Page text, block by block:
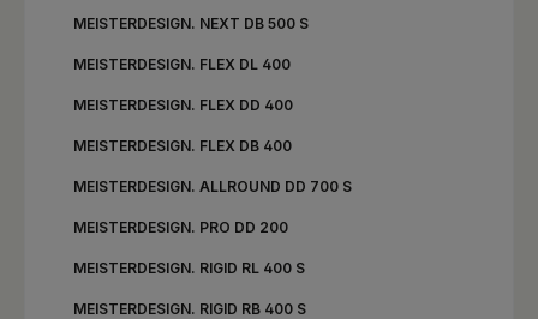
MEISTERDESIGN. NEXT DB 500 S
MEISTERDESIGN. FLEX DL 400
MEISTERDESIGN. FLEX DD 400
MEISTERDESIGN. FLEX DB 400
MEISTERDESIGN. ALLROUND DD 700 S
MEISTERDESIGN. PRO DD 200
MEISTERDESIGN. RIGID RL 400 S
MEISTERDESIGN. RIGID RB 400 S